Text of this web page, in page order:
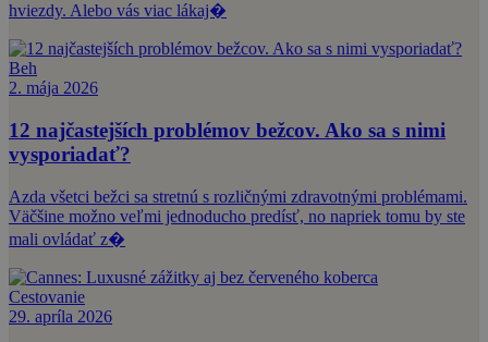
hviezdy. Alebo vás viac lákaj�
Beh
2. mája 2026
12 najčastejších problémov bežcov. Ako sa s nimi
vysporiadať?
Azda všetci bežci sa stretnú s rozličnými zdravotnými problémami.
Väčšine možno veľmi jednoducho predísť, no napriek tomu by ste
mali ovládať z�
Cestovanie
29. apríla 2026